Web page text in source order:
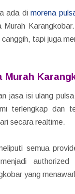
ada dimorena
tapi juga
Murah
jasa isi ulang
terlengkap dan
secara realtime.
semua
yang